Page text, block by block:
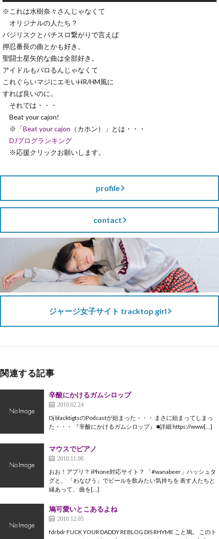
※これは水樹奈々さんじゃなくて
オリジナルの人たち？
バジリスクとパチスロ繋がりで言えば
押忍番長の曲とかも好き。
聖闘士星矢的な曲は全部好き。
アイドルもパロるんじゃなくて
これぐらいマジにエモいHR/HM風に
すれば良いのに。
それでは・・・
Beat your cajon!
※「Beat your cajon （カホン）」とは・・・
DJブログランキング
※応援クリックお願いします。
profile
contact
ジャージ女子サイト tracktop girl
関連する記事
辛酸にかけるガムシロップ
2010.02.24
Dj blacktigtsのPodcastが始まった・・・ まさに始まってしまっ
た・・・ 『辛酸にかけるガムシロップ』 ■詳細 https://www[…]
マウスでピアノ
2010.11.06
おお！アプリ？ iPhone対応サイト？ 「#wanabeer」ハッシュタ
グと、 「わなびう」でビールを飲みたい気持ちを 表す人たちと
縁あって、 曲を[…]
鳩可愛いとこあるよね
2010.12.05
fdrbdr FUCK YOUR DADDY REBLOG DIS RHYME こと鳩。 このト